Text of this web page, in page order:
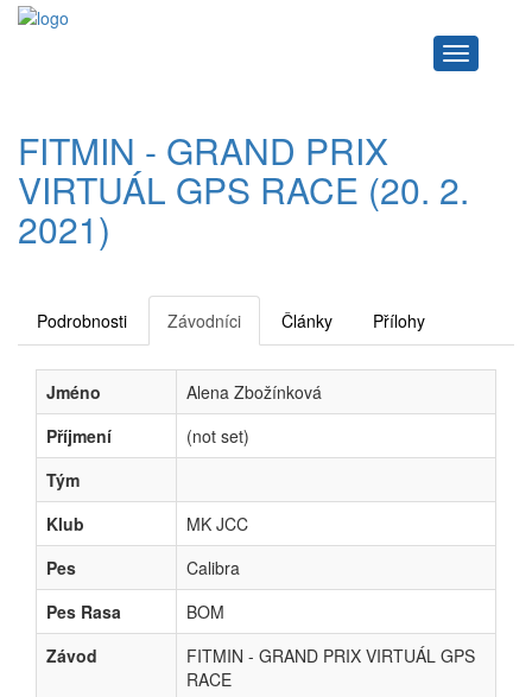
Navigace
FITMIN - GRAND PRIX
VIRTUÁL GPS RACE (20. 2.
2021)
Podrobnosti Závodníci Články Přílohy
Jméno
Alena Zbožínková
Příjmení
(not set)
Tým
Klub
MK JCC
Pes
Calibra
Pes Rasa
BOM
Závod
FITMIN - GRAND PRIX VIRTUÁL GPS
RACE